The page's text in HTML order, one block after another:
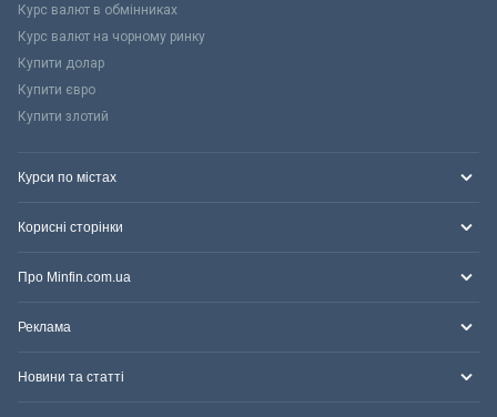
Курс валют в обмінниках
Курс валют на чорному ринку
Купити долар
Купити євро
Купити злотий
Курси по містах
Корисні сторінки
Про Minfin.com.ua
Реклама
Новини та статті